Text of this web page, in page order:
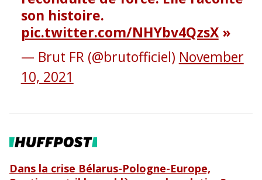
son histoire.
pic.twitter.com/NHYbv4QzsX
— Brut FR (@brutofficiel) November
10, 2021
Dans la crise Bélarus-Pologne-Europe,